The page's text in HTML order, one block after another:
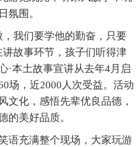
氛围。
我们要学他的勤奋，只要
故事环节，孩子们听得津
·本土故事宣讲从去年4月启
场，近2000人次受益。活动
文化，感悟先辈优良品德，
的美好品质。
充满整个现场，大家玩游